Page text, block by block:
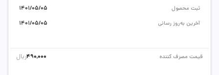
ثبت محصول
1401/05/05
آخرین به‌روز رسانی
1401/05/05
قیمت مصرف کننده 490,000ریال